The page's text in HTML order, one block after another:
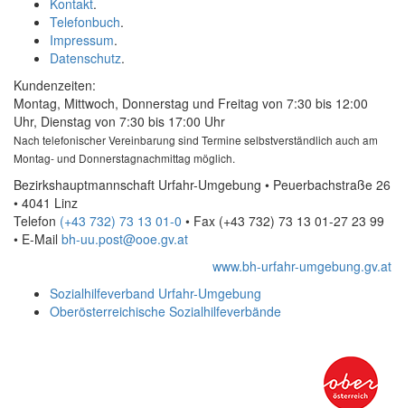
Kontakt.
Telefonbuch.
Impressum.
Datenschutz.
Kundenzeiten:
Montag, Mittwoch, Donnerstag und Freitag von 7:30 bis 12:00
Uhr, Dienstag von 7:30 bis 17:00 Uhr
Nach telefonischer Vereinbarung sind Termine selbstverständlich auch am
Montag- und Donnerstagnachmittag möglich.
Bezirkshauptmannschaft Urfahr-Umgebung • Peuerbachstraße 26
• 4041 Linz
Telefon (+43 732) 73 13 01-0 • Fax (+43 732) 73 13 01-27 23 99
• E-Mail bh-uu.post@ooe.gv.at
www.bh-urfahr-umgebung.gv.at
Sozialhilfeverband Urfahr-Umgebung
Oberösterreichische Sozialhilfeverbände